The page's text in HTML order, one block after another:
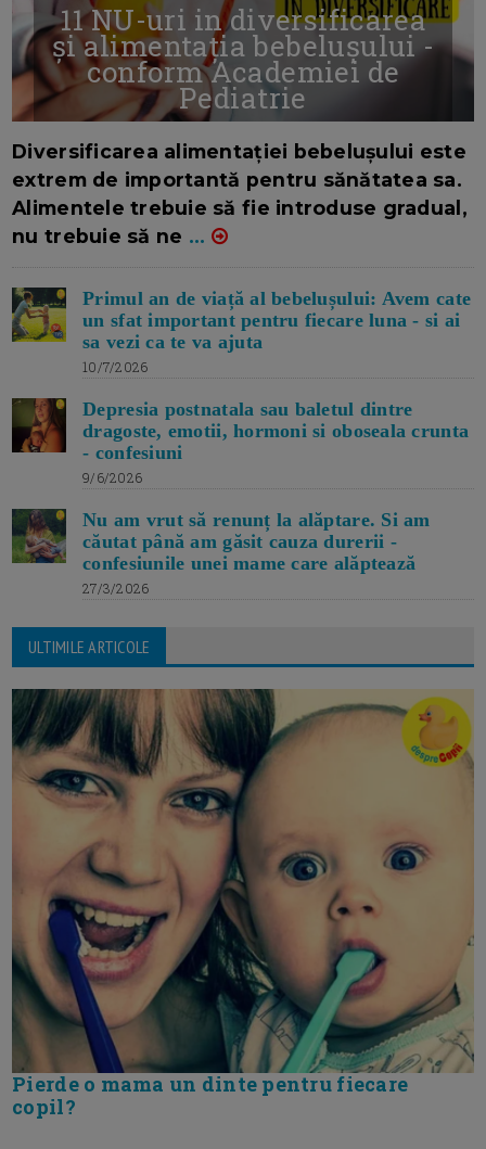
11 NU-uri in diversificarea
și alimentația bebelușului -
conform Academiei de
Pediatrie
Diversificarea alimentației bebelușului este
extrem de importantă pentru sănătatea sa.
Alimentele trebuie să fie introduse gradual,
nu trebuie să ne ...
Primul an de viață al bebelușului: Avem cate
un sfat important pentru fiecare luna - si ai
sa vezi ca te va ajuta
10/7/2026
Depresia postnatala sau baletul dintre
dragoste, emotii, hormoni si oboseala crunta
- confesiuni
9/6/2026
Nu am vrut să renunț la alăptare. Si am
căutat până am găsit cauza durerii -
confesiunile unei mame care alăptează
27/3/2026
ULTIMILE ARTICOLE
Pierde o mama un dinte pentru fiecare
copil?